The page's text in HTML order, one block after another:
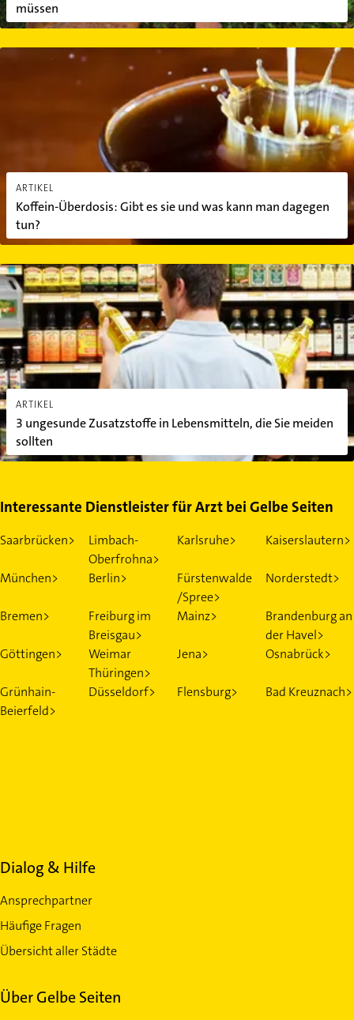
müssen
ARTIKEL
Koffein-Überdosis: Gibt es sie und was kann man dagegen
tun?
Koffein-Überdosis: Gibt es sie und was kann man dagegen tun?
ARTIKEL
3 ungesunde Zusatzstoffe in Lebensmitteln, die Sie meiden
sollten
3 ungesunde Zusatzstoffe in Lebensmitteln, die Sie meiden sollten
Interessante Dienstleister für Arzt bei Gelbe Seiten
Saarbrücken>
Limbach-
Oberfrohna>
Karlsruhe> Kaiserslautern>
München> Berlin>
Fürstenwalde
/Spree>
Norderstedt>
Bremen>
Freiburg im
Breisgau>
Mainz>
Brandenburg an
der Havel>
Göttingen>
Weimar
Thüringen>
Jena> Osnabrück>
Grünhain-
Beierfeld>
Düsseldorf> Flensburg> Bad Kreuznach>
Dialog & Hilfe
Ansprechpartner
Häufige Fragen
Übersicht aller Städte
Über Gelbe Seiten